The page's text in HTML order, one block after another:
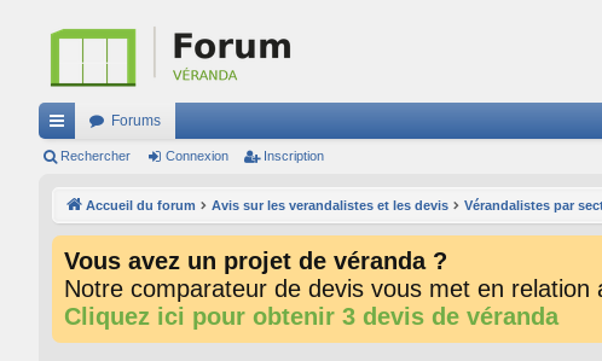
ac
Forums
Rechercher Connexion Inscription
Accueil du forum Avis sur les verandalistes et les devis Vérandalistes par
Vous avez un projet de véranda ?
Notre comparateur de devis vous met en
Cliquez ici pour obtenir 3 devis de véranda